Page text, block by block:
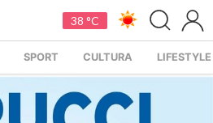
38 °C
SPORT CULTURA LIFESTYLE